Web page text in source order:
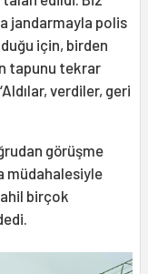
jandarmayla polis
için, birden
tapunu tekrar
verdiler, geri
görüşme
müdahalesiyle
birçok